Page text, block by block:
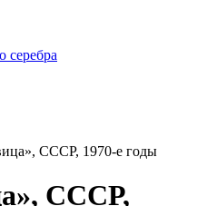
серебра
СССР, 1970-е годы
СССР,